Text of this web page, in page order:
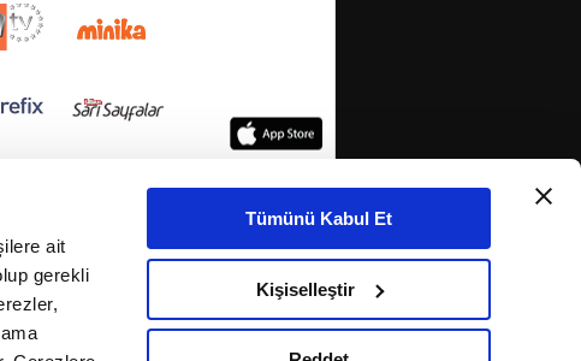
ait
gerekli
Tümünü Kabul Et
Kişiselleştir